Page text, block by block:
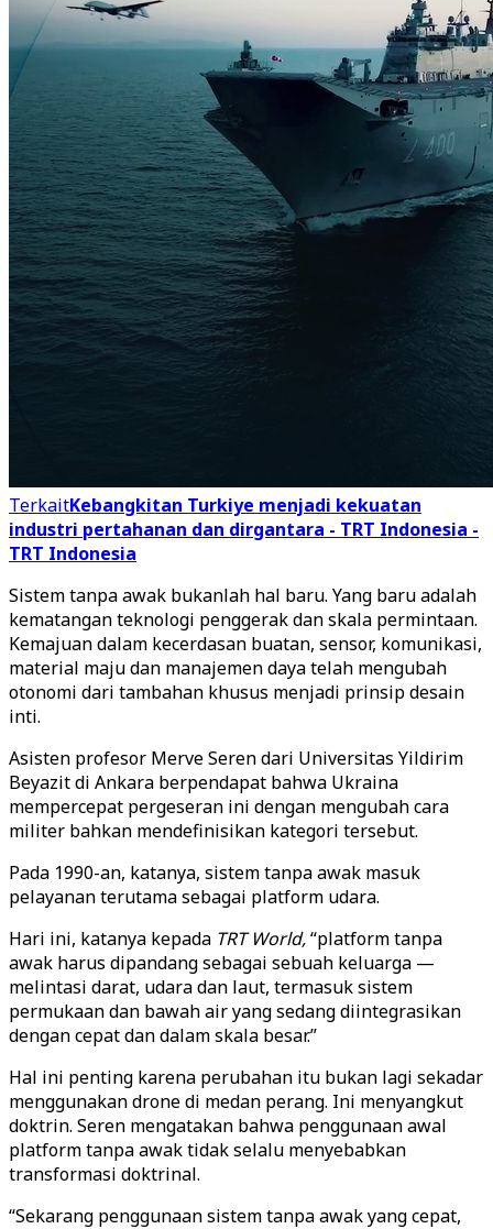
TerkaitKebangkitan Turkiye menjadi kekuatan
industri pertahanan dan dirgantara - TRT Indonesia -
TRT Indonesia
Sistem tanpa awak bukanlah hal baru. Yang baru adalah
kematangan teknologi penggerak dan skala permintaan.
Kemajuan dalam kecerdasan buatan, sensor, komunikasi,
material maju dan manajemen daya telah mengubah
otonomi dari tambahan khusus menjadi prinsip desain
inti.
Asisten profesor Merve Seren dari Universitas Yildirim
Beyazit di Ankara berpendapat bahwa Ukraina
mempercepat pergeseran ini dengan mengubah cara
militer bahkan mendefinisikan kategori tersebut.
Pada 1990-an, katanya, sistem tanpa awak masuk
pelayanan terutama sebagai platform udara.
Hari ini, katanya kepada TRT World,“platform tanpa
awak harus dipandang sebagai sebuah keluarga —
melintasi darat, udara dan laut, termasuk sistem
permukaan dan bawah air yang sedang diintegrasikan
dengan cepat dan dalam skala besar.”
Hal ini penting karena perubahan itu bukan lagi sekadar
menggunakan drone di medan perang. Ini menyangkut
doktrin. Seren mengatakan bahwa penggunaan awal
platform tanpa awak tidak selalu menyebabkan
transformasi doktrinal.
“Sekarang penggunaan sistem tanpa awak yang cepat,